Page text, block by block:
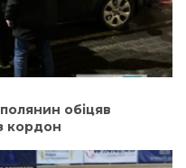
обіцяв
кордон